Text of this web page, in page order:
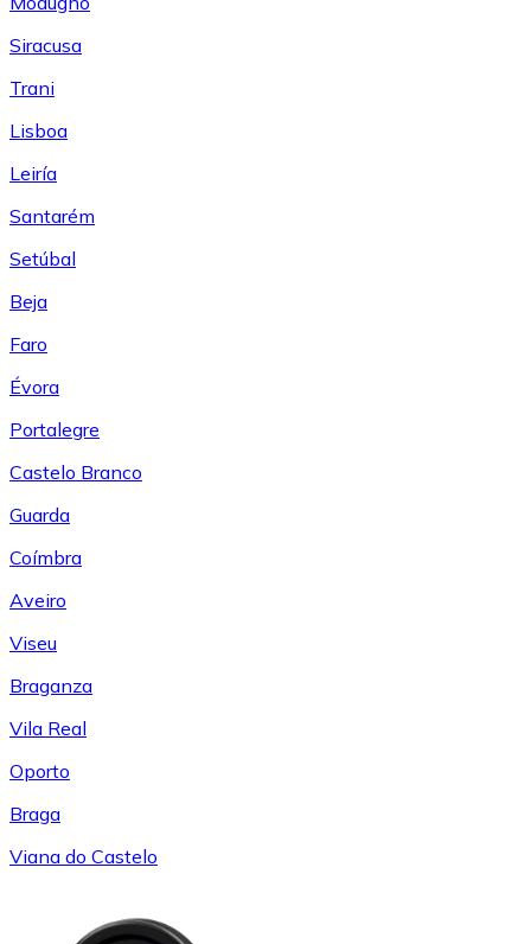
Siracusa
Trani
Lisboa
Leiría
Santarém
Setúbal
Beja
Faro
Évora
Portalegre
Castelo Branco
Guarda
Coímbra
Aveiro
Viseu
Braganza
Vila Real
Oporto
Braga
Viana do Castelo